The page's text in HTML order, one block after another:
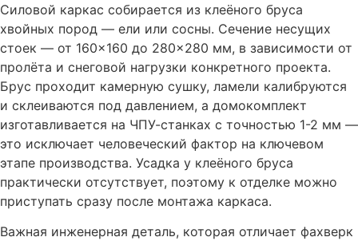
Силовой каркас собирается из клеёного бруса
хвойных пород — ели или сосны. Сечение несущих
стоек — от 160×160 до 280×280 мм, в зависимости от
пролёта и снеговой нагрузки конкретного проекта.
Брус проходит камерную сушку, ламели калибруются
и склеиваются под давлением, а домокомплект
изготавливается на ЧПУ-станках с точностью 1-2 мм —
это исключает человеческий фактор на ключевом
этапе производства. Усадка у клеёного бруса
практически отсутствует, поэтому к отделке можно
приступать сразу после монтажа каркаса.
Важная инженерная деталь, которая отличает фахверк